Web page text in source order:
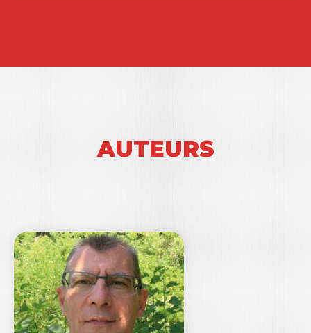
AUTEURS